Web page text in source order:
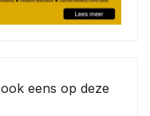
eens op deze